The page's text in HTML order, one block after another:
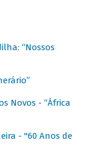
“Nossos
Novos - “África
- "60 Anos de